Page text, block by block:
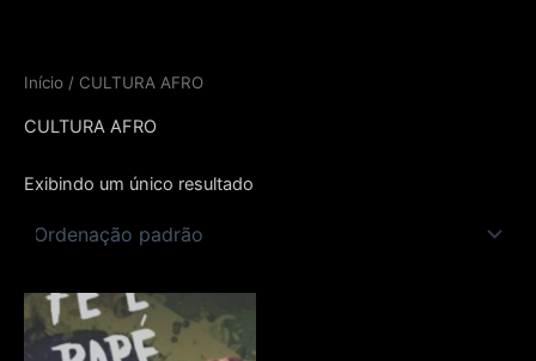
Início / CULTURA AFRO
CULTURA AFRO
Exibindo um único resultado